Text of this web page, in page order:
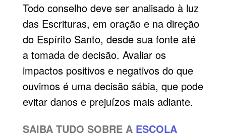
Todo conselho deve ser analisado à luz
das Escrituras, em oração e na direção
do Espírito Santo, desde sua fonte até
a tomada de decisão. Avaliar os
impactos positivos e negativos do que
ouvimos é uma decisão sábia, que pode
evitar danos e prejuízos mais adiante.
SAIBA TUDO SOBRE A ESCOLA